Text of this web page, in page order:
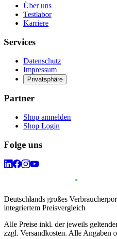
Über uns
Testlabor
Karriere
Services
Datenschutz
Impressum
Privatsphäre
Partner
Shop anmelden
Shop Login
Folge uns
Deutschlands großes
integriertem Preisvergleich
Alle Preise inkl. der jeweils
zzgl. Versandkosten. Alle Angaben